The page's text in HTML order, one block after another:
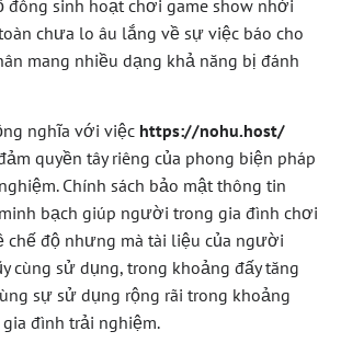
đông sinh hoạt chơi game show nhởi
chưa lo âu lắng về sự việc báo cho
mang nhiều dạng khả năng bị đánh
nghĩa với việc https://nohu.host/
quyền tây riêng của phong biện pháp
Chính sách bảo mật thông tin
bạch giúp người trong gia đình chơi
chế độ nhưng mà tài liệu của người
cùng sử dụng, trong khoảng đấy tăng
sự sử dụng rộng rãi trong khoảng
đình trải nghiệm.